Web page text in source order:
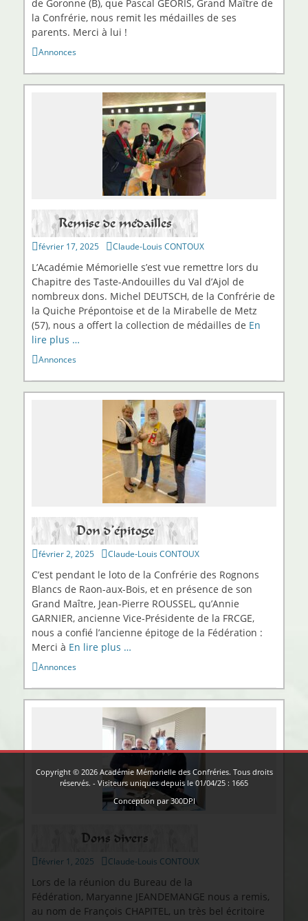
de Goronne (B), que Pascal GEORIS, Grand Maître de
la Confrérie, nous remit les médailles de ses
parents. Merci à lui !
Catégories
Annonces
Remise de médailles
Publié
février 17, 2025 Auteur
Claude-Louis CONTOUX
L’Académie Mémorielle s’est vue remettre lors du
Chapitre des Taste-Andouilles du Val d’Ajol de
nombreux dons. Michel DEUTSCH, de la Confrérie de
la Quiche Prépontoise et de la Mirabelle de Metz
(57), nous a offert la collection de médailles de En
lire plus …
Catégories
Annonces
Don d’épitoge
Publié
février 2, 2025 Auteur
Claude-Louis CONTOUX
C’est pendant le loto de la Confrérie des Rognons
Blancs de Raon-aux-Bois, et en présence de son
Grand Maître, Jean-Pierre ROUSSEL, qu’Annie
GARNIER, ancienne Vice-Présidente de la FRCGE,
nous a confié l’ancienne épitoge de la Fédération :
Merci à En lire plus …
Catégories
Annonces
Dons divers
Publié
février 1, 2025 Auteur
Claude-Louis CONTOUX
Lors de la réunion du Bureau de la
Fédération, Maryanne JEANDEMANGE nous a remis,
au nom de François CHAPITEL, un très bel écritoire
Copyright © 2026 Académie Mémorielle des Confréries. Tous droits
réservés. - Visiteurs uniques depuis le 01/04/25 : 1665
Conception par300DPI